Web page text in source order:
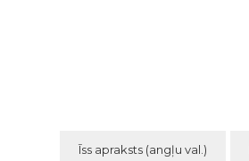
Īss apraksts (angļu val.)